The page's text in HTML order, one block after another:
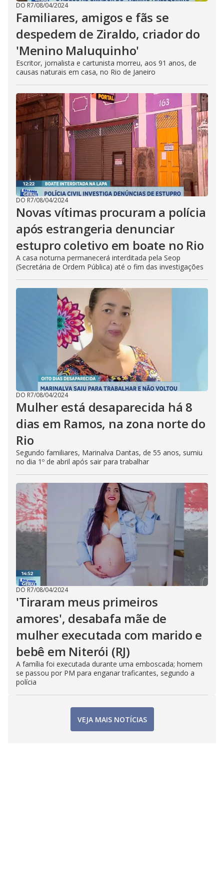
DO R7/08/04/2024
Familiares, amigos e fãs se
despedem de Ziraldo, criador do
'Menino Maluquinho'
Escritor, jornalista e cartunista morreu, aos 91 anos, de
causas naturais em casa, no Rio de Janeiro
DO R7/08/04/2024
Novas vítimas procuram a polícia
após estrangeria denunciar
estupro coletivo em boate no Rio
A casa noturna permanecerá interditada pela Seop
(Secretária de Ordem Pública) até o fim das investigações
DO R7/08/04/2024
Mulher está desaparecida há 8
dias em Ramos, na zona norte do
Rio
Segundo familiares, Marinalva Dantas, de 55 anos, sumiu
no dia 1º de abril após sair para trabalhar
DO R7/08/04/2024
'Tiraram meus primeiros
amores', desabafa mãe de
mulher executada com marido e
bebê em Niterói (RJ)
A família foi executada durante uma emboscada; homem
se passou por PM para enganar traficantes, segundo a
polícia
VEJA MAIS NOTÍCIAS